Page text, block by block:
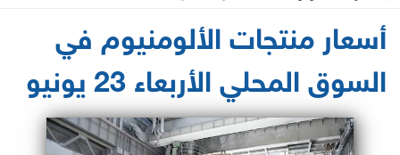
أسعار منتجات الألومنيوم في
السوق المحلي الأربعاء 23 يونيو